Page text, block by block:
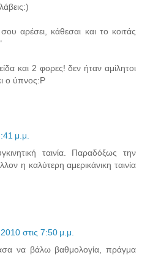
αρέσει, κάθεσαι και το κοιτάς
και 2 φορες! δεν ήταν αμίλητοι
ο ύπνος:P
μ.μ.
ταινία. Παραδόξως την
η καλύτερη αμερικάνικη ταινία
στις 7:50 μ.μ.
να βάλω βαθμολογία, πράγμα